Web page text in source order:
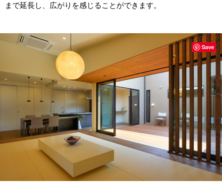
まで延長し、広がりを感じることができます。
Save